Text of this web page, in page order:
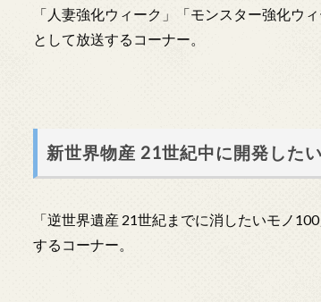
「人妻強化ウィーク」「モンスター強化ウ
として放送するコーナー。
新世界物産 21世紀中に開発した
「逆世界遺産 21世紀までに消したいモノ
するコーナー。